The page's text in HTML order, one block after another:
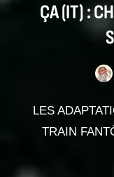
ÇA (IT) :
LES
TRAIN